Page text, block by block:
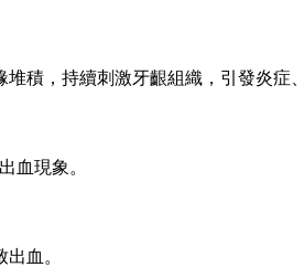
積，持續刺激牙齦組織，引發炎症
血現象。
血。